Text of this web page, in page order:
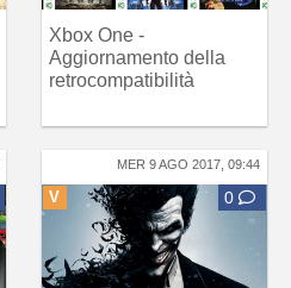
Xbox One -
Aggiornamento della
retrocompatibilità
MER 9 AGO 2017, 09:44
V 0